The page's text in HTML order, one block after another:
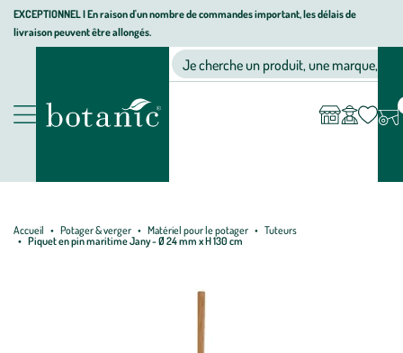
Aller
Aller
au
Aller
au
page
EXCEPTIONNEL I En raison d'un nombre de commandes important, les délais de
livraison peuvent être allongés.
Nos produits
Jardinerie écologique, animalerie, décoration, alimentation bio
Je cherche un produit, une marque, un
compte
Accueil Potager & verger Matériel pour le potager
Tuteurs
Piquet en pin maritime Jany - Ø 24 mm x H 130 cm